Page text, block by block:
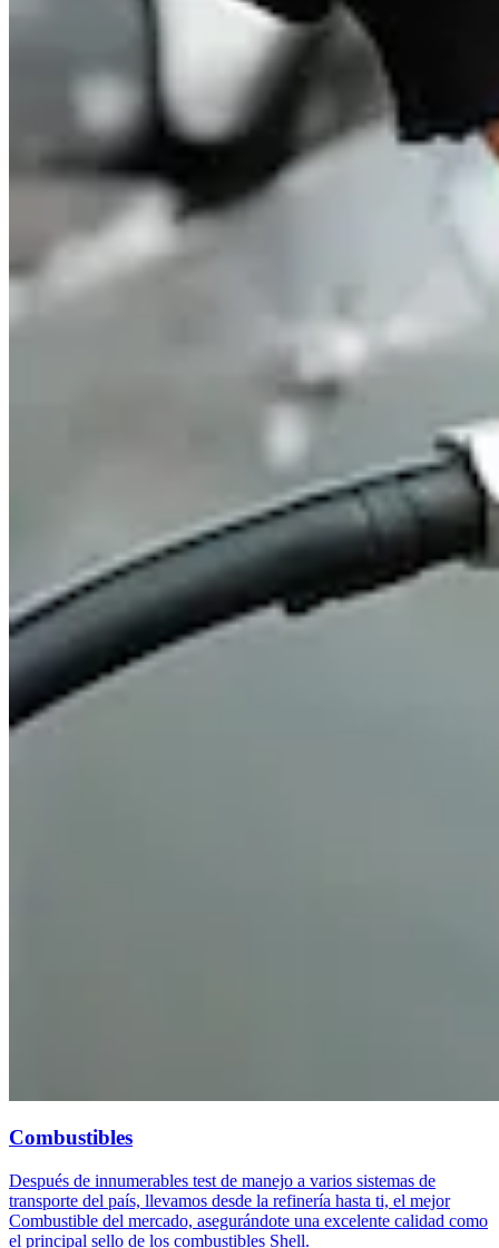
Combustibles
Después de innumerables test de manejo a varios sistemas de
transporte del país, llevamos desde la refinería hasta ti, el mejor
Combustible del mercado, asegurándote una excelente calidad como
el principal sello de los combustibles Shell.